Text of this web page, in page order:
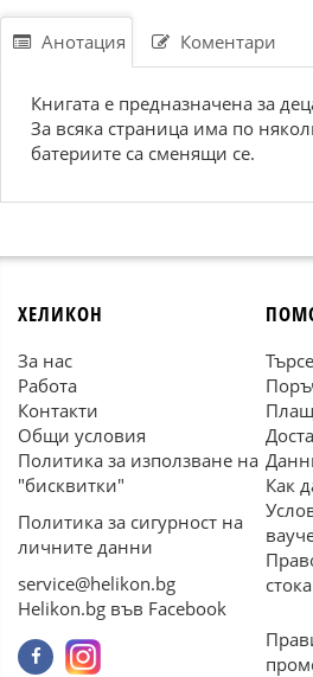
Анотация Коментари
Книгата е предназначена за
За всяка страница има по
батериите са сменящи се.
ХЕЛИКОН
За нас
Работа
Контакти
Общи условия
Политика за използване на
"бисквитки"
Политика за сигурност на
личните данни
service@helikon.bg
Helikon.bg във Facebook
Как
стока